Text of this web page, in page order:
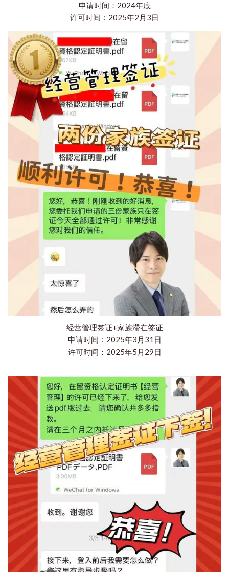
申请时间：2024年底
许可时间：2025年2月3日
经营管理签证+家族滞在签证
申请时间：2025年3月31日
许可时间：2025年5月29日